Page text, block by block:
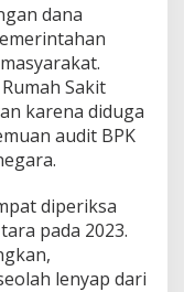
dana
Sakit
karena diduga
audit BPK
diperiksa
pada 2023.
lenyap dari